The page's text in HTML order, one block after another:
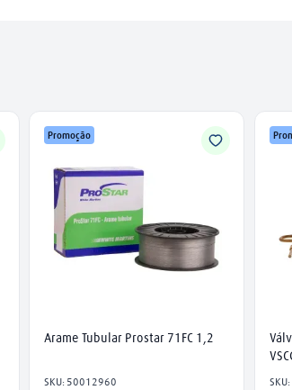
Promoção
Arame Tubular Prostar 71FC 1,2
SKU:50012960 SKU: